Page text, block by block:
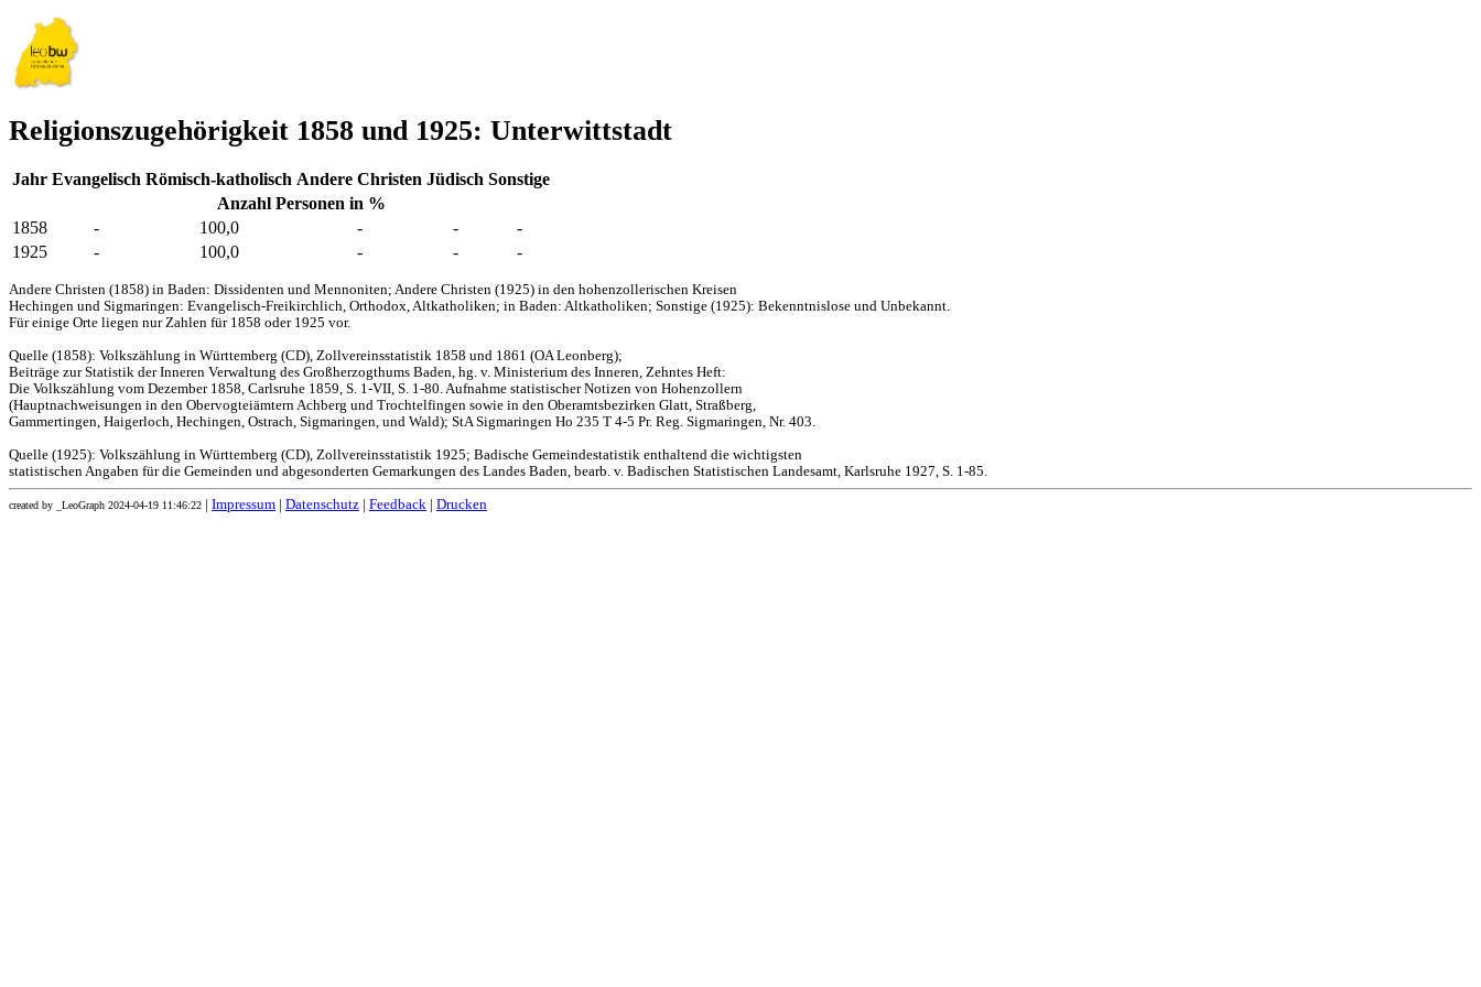
Religionszugehörigkeit 1858 und 1925: Unterwittstadt
Jahr Evangelisch Römisch-katholisch Andere Christen Jüdisch Sonstige
Anzahl Personen in %
1858
- 100,0 - -
-
1925
- 100,0 - - -
Andere Christen (1858) in Baden: Dissidenten und Mennoniten; Andere Christen (1925) in den hohenzollerischen Kreisen
Hechingen und Sigmaringen: Evangelisch-Freikirchlich, Orthodox, Altkatholiken; in Baden: Altkatholiken; Sonstige (1925): Bekenntnislose und Unbekannt.
Für einige Orte liegen nur Zahlen für 1858 oder 1925 vor.
Quelle (1858): Volkszählung in Württemberg (CD), Zollvereinsstatistik 1858 und 1861 (OA Leonberg);
Beiträge zur Statistik der Inneren Verwaltung des Großherzogthums Baden, hg. v. Ministerium des Inneren, Zehntes Heft:
Die Volkszählung vom Dezember 1858, Carlsruhe 1859, S. 1-VII, S. 1-80. Aufnahme statistischer Notizen von Hohenzollern
(Hauptnachweisungen in den Obervogteiämtern Achberg und Trochtelfingen sowie in den Oberamtsbezirken Glatt, Straßberg,
Gammertingen, Haigerloch, Hechingen, Ostrach, Sigmaringen, und Wald); StA Sigmaringen Ho 235 T 4-5 Pr. Reg. Sigmaringen, Nr. 403.
Quelle (1925): Volkszählung in Württemberg (CD), Zollvereinsstatistik 1925; Badische Gemeindestatistik enthaltend die wichtigsten
statistischen Angaben für die Gemeinden und abgesonderten Gemarkungen des Landes Baden, bearb. v. Badischen Statistischen Landesamt, Karlsruhe 1927, S. 1-85.
created by _LeoGraph 2024-04-19 11:46:22 Impressum Datenschutz Feedback Drucken